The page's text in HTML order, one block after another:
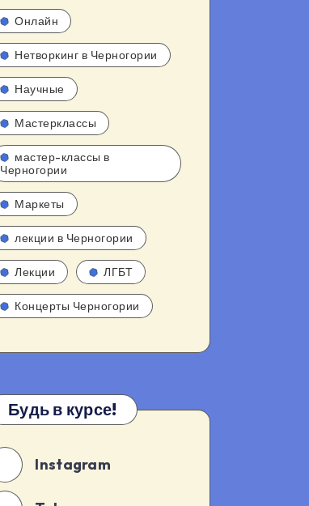
Онлайн
Нетворкинг в Черногории
Научные
Мастерклассы
мастер-классы в
Черногории
Маркеты
лекции в Черногории
Лекции ЛГБТ
Концерты Черногории
Будь в курсе!
Instagram